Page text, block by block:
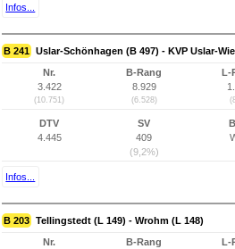
Infos...
B 241 Uslar-Schönhagen (B 497) - KVP Uslar-
Nr.
3.422
(10.751)
B-Rang
8.929
(6.528)
L-
DTV
4.445
SV
409
(9,2%)
Infos...
B 203 Tellingstedt (L 149) - Wrohm (L 148)
Nr.
B-Rang
L-